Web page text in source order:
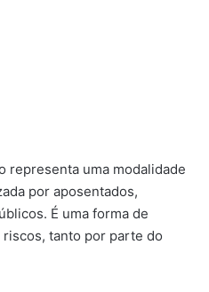
representa uma modalidade
por aposentados,
É uma forma de
tanto por parte do